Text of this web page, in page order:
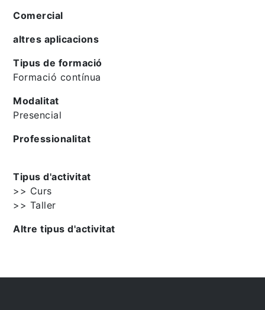
Comercial
altres aplicacions
Tipus de formació
Formació contínua
Modalitat
Presencial
Professionalitat
Tipus d'activitat
>> Curs
>> Taller
Altre tipus d'activitat